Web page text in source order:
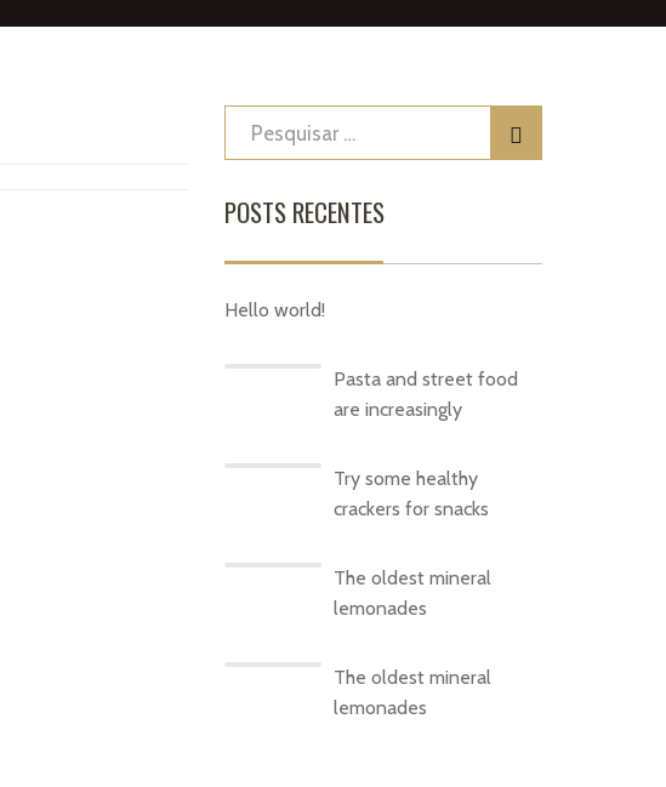
POSTS RECENTES
Hello world!
Pasta and street food
are increasingly
Try some healthy
crackers for snacks
The oldest mineral
lemonades
The oldest mineral
lemonades